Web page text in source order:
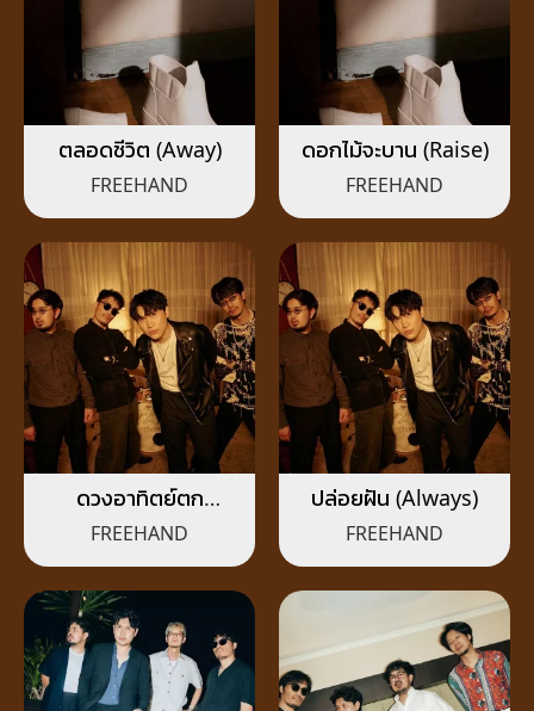
ตลอดชีวิต (Away)
FREEHAND
ดอกไม้จะบาน (Raise)
FREEHAND
ดวงอาทิตย์ตก
(Sunset)
FREEHAND
ปล่อยฝัน (Always)
FREEHAND